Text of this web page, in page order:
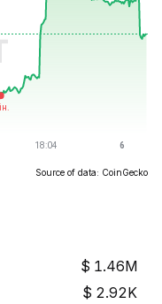
Source of data: CoinGecko
1.46M
2.92K